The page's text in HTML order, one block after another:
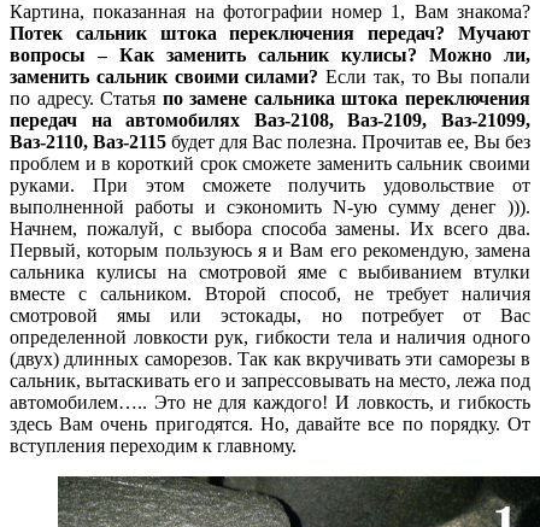
Картина, показанная на фотографии номер 1, Вам знакома?
Потек сальник штока переключения передач? Мучают
вопросы – Как заменить сальник кулисы? Можно ли,
заменить сальник своими силами? Если так, то Вы попали
по адресу. Статья по замене сальника штока переключения
передач на автомобилях Ваз-2108, Ваз-2109, Ваз-21099,
Ваз-2110, Ваз-2115 будет для Вас полезна. Прочитав ее, Вы без
проблем и в короткий срок сможете заменить сальник своими
руками. При этом сможете получить удовольствие от
выполненной работы и сэкономить N-ую сумму денег ))).
Начнем, пожалуй, с выбора способа замены. Их всего два.
Первый, которым пользуюсь я и Вам его рекомендую, замена
сальника кулисы на смотровой яме с выбиванием втулки
вместе с сальником. Второй способ, не требует наличия
смотровой ямы или эстокады, но потребует от Вас
определенной ловкости рук, гибкости тела и наличия одного
(двух) длинных саморезов. Так как вкручивать эти саморезы в
сальник, вытаскивать его и запрессовывать на место, лежа под
автомобилем….. Это не для каждого! И ловкость, и гибкость
здесь Вам очень пригодятся. Но, давайте все по порядку. От
вступления переходим к главному.